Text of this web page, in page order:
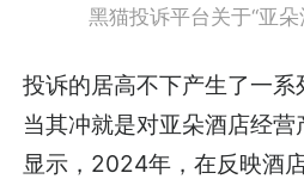
黑猫投诉平台关于“亚
投诉的居高不下产生了一
当其冲就是对亚朵酒店经
显示，2024年，在反映酒